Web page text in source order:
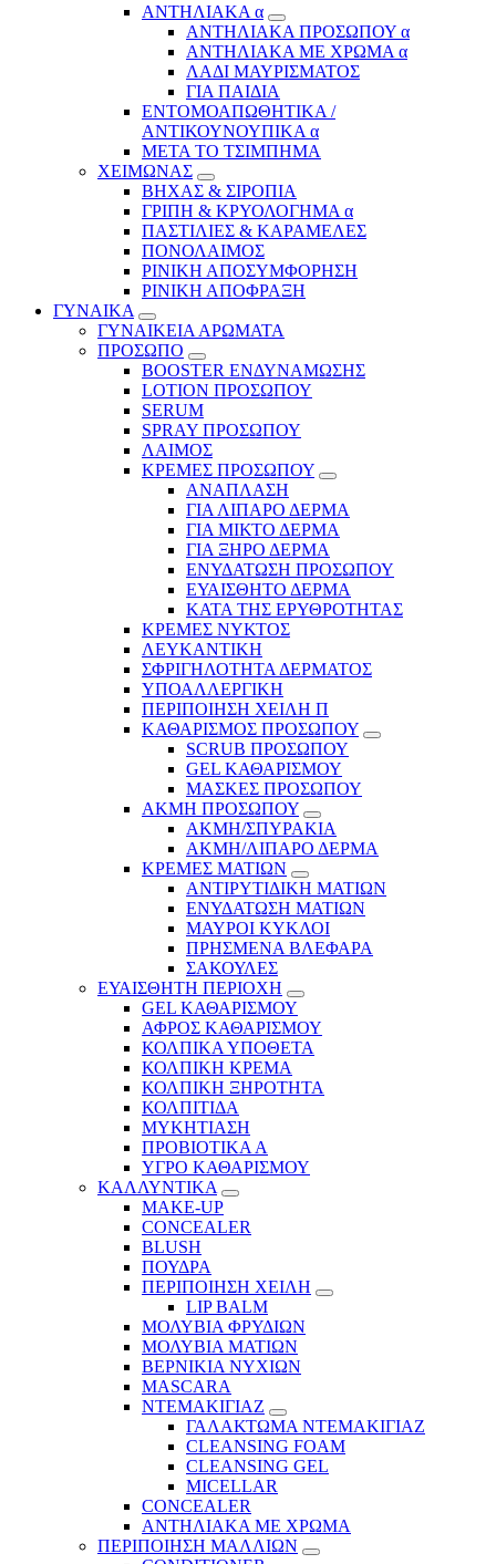
ΑΝΤΗΛΙΑΚΑ α
ΑΝΤΗΛΙΑΚΑ ΠΡΟΣΩΠΟΥ α
ΑΝΤΗΛΙΑΚΑ ΜΕ ΧΡΩΜΑ α
ΛΑΔΙ ΜΑΥΡΙΣΜΑΤΟΣ
ΓΙΑ ΠΑΙΔΙΑ
ΕΝΤΟΜΟΑΠΩΘΗΤΙΚΑ /
ΑΝΤΙΚΟΥΝΟΥΠΙΚΑ α
ΜΕΤΑ ΤΟ ΤΣΙΜΠΗΜΑ
ΧΕΙΜΩΝΑΣ
ΒΗΧΑΣ & ΣΙΡΟΠΙΑ
ΓΡΙΠΗ & ΚΡΥΟΛΟΓΗΜΑ α
ΠΑΣΤΙΛΙΕΣ & ΚΑΡΑΜΕΛΕΣ
ΠΟΝΟΛΑΙΜΟΣ
ΡΙΝΙΚΗ ΑΠΟΣΥΜΦΟΡΗΣΗ
ΡΙΝΙΚΗ ΑΠΟΦΡΑΞΗ
ΓΥΝΑΙΚΑ
ΓΥΝΑΙΚΕΙΑ ΑΡΩΜΑΤΑ
ΠΡΟΣΩΠΟ
BOOSTER ΕΝΔΥΝΑΜΩΣΗΣ
LOTION ΠΡΟΣΩΠΟΥ
SERUM
SPRAY ΠΡΟΣΩΠΟΥ
ΛΑΙΜΟΣ
ΚΡΕΜΕΣ ΠΡΟΣΩΠΟΥ
ΑΝΑΠΛΑΣΗ
ΓΙΑ ΛΙΠΑΡΟ ΔΕΡΜΑ
ΓΙΑ ΜΙΚΤΟ ΔΕΡΜΑ
ΓΙΑ ΞΗΡΟ ΔΕΡΜΑ
ΕΝΥΔΑΤΩΣΗ ΠΡΟΣΩΠΟΥ
ΕΥΑΙΣΘΗΤΟ ΔΕΡΜΑ
ΚΑΤΑ ΤΗΣ ΕΡΥΘΡΟΤΗΤΑΣ
ΚΡΕΜΕΣ ΝΥΚΤΟΣ
ΛΕΥΚΑΝΤΙΚΗ
ΣΦΡΙΓΗΛΟΤΗΤΑ ΔΕΡΜΑΤΟΣ
ΥΠΟΑΛΛΕΡΓΙΚΗ
ΠΕΡΙΠΟΙΗΣΗ ΧΕΙΛΗ Π
ΚΑΘΑΡΙΣΜΟΣ ΠΡΟΣΩΠΟΥ
SCRUB ΠΡΟΣΩΠΟΥ
GEL ΚΑΘΑΡΙΣΜΟΥ
ΜΑΣΚΕΣ ΠΡΟΣΩΠΟΥ
ΑΚΜΗ ΠΡΟΣΩΠΟΥ
ΑΚΜΗ/ΣΠΥΡΑΚΙΑ
ΑΚΜΗ/ΛΙΠΑΡΟ ΔΕΡΜΑ
ΚΡΕΜΕΣ ΜΑΤΙΩΝ
ΑΝΤΙΡΥΤΙΔΙΚΗ ΜΑΤΙΩΝ
ΕΝΥΔΑΤΩΣΗ ΜΑΤΙΩΝ
ΜΑΥΡΟΙ ΚΥΚΛΟΙ
ΠΡΗΣΜΕΝΑ ΒΛΕΦΑΡΑ
ΣΑΚΟΥΛΕΣ
ΕΥΑΙΣΘΗΤΗ ΠΕΡΙΟΧΗ
GEL ΚΑΘΑΡΙΣΜΟΥ
ΑΦΡΟΣ ΚΑΘΑΡΙΣΜΟΥ
ΚΟΛΠΙΚΑ ΥΠΟΘΕΤΑ
ΚΟΛΠΙΚΗ ΚΡΕΜΑ
ΚΟΛΠΙΚΗ ΞΗΡΟΤΗΤΑ
ΚΟΛΠΙΤΙΔΑ
ΜΥΚΗΤΙΑΣΗ
ΠΡΟΒΙΟΤΙΚΑ Α
ΥΓΡΟ ΚΑΘΑΡΙΣΜΟΥ
ΚΑΛΛΥΝΤΙΚΑ
MAKE-UP
CONCEALER
BLUSH
ΠΟΥΔΡΑ
ΠΕΡΙΠΟΙΗΣΗ ΧΕΙΛΗ
LIP BALM
ΜΟΛΥΒΙΑ ΦΡΥΔΙΩΝ
ΜΟΛΥΒΙΑ ΜΑΤΙΩΝ
ΒΕΡΝΙΚΙΑ ΝΥΧΙΩΝ
MASCARA
ΝΤΕΜΑΚΙΓΙΑΖ
ΓΑΛΑΚΤΩΜΑ ΝΤΕΜΑΚΙΓΙΑΖ
CLEANSING FOAM
CLEANSING GEL
MICELLAR
CONCEALER
ΑΝΤΗΛΙΑΚΑ ΜΕ ΧΡΩΜΑ
ΠΕΡΙΠΟΙΗΣΗ ΜΑΛΛΙΩΝ